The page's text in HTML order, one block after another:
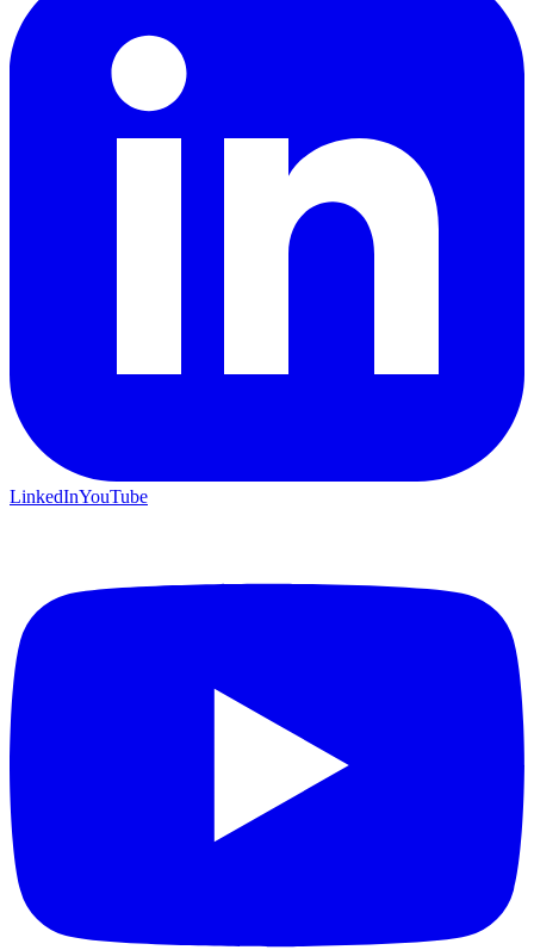
LinkedInYouTube